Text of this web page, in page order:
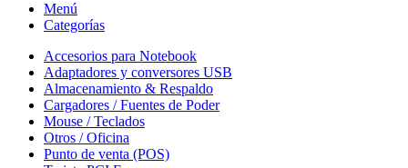
Menú
Categorías
Accesorios para Notebook
Adaptadores y conversores USB
Almacenamiento & Respaldo
Cargadores / Fuentes de Poder
Mouse / Teclados
Otros / Oficina
Punto de venta (POS)